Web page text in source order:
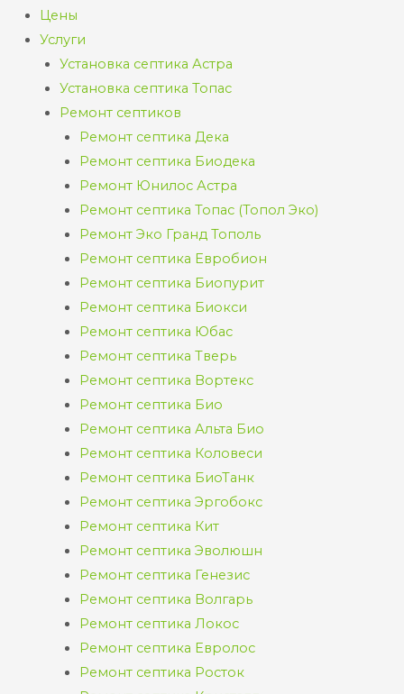
Цены
Услуги
Установка септика Астра
Установка септика Топас
Ремонт септиков
Ремонт септика Дека
Ремонт септика Биодека
Ремонт Юнилос Астра
Ремонт септика Топас (Топол Эко)
Ремонт Эко Гранд Тополь
Ремонт септика Евробион
Ремонт септика Биопурит
Ремонт септика Биокси
Ремонт септика Юбас
Ремонт септика Тверь
Ремонт септика Вортекс
Ремонт септика Био
Ремонт септика Альта Био
Ремонт септика Коловеси
Ремонт септика БиоТанк
Ремонт септика Эргобокс
Ремонт септика Кит
Ремонт септика Эволюшн
Ремонт септика Генезис
Ремонт септика Волгарь
Ремонт септика Локос
Ремонт септика Евролос
Ремонт септика Росток